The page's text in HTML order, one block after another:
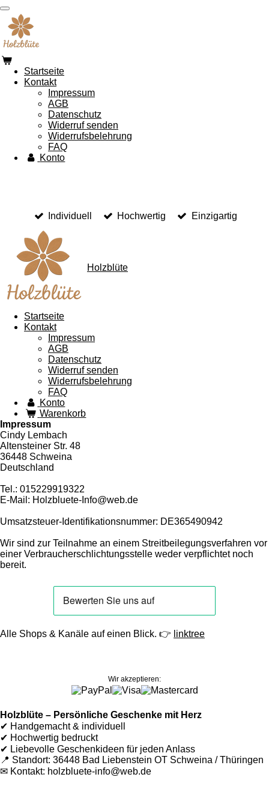
Zum
Hauptinhalt
springen
Startseite
Kontakt
Impressum
AGB
Datenschutz
Widerruf senden
Widerrufsbelehrung
FAQ
Konto
Individuell Hochwertig Einzigartig
Holzblüte
Startseite
Kontakt
Impressum
AGB
Datenschutz
Widerruf senden
Widerrufsbelehrung
FAQ
Konto
Warenkorb
Impressum
Cindy Lembach
Altensteiner Str. 48
36448 Schweina
Deutschland
Tel.: 015229919322
E-Mail: Holzbluete-Info@web.de
Umsatzsteuer-Identifikationsnummer: DE365490942
Wir sind zur Teilnahme an einem Streitbeilegungsverfahren vor
einer Verbraucherschlichtungsstelle weder verpflichtet noch
bereit.
Alle Shops & Kanäle auf einen Blick. 👉 linktree
Wir akzeptieren:
Holzblüte – Persönliche Geschenke mit Herz
✔ Handgemacht & individuell
✔ Hochwertig bedruckt
✔ Liebevolle Geschenkideen für jeden Anlass
📍 Standort: 36448 Bad Liebenstein OT Schweina / Thüringen
✉ Kontakt: holzbluete-info@web.de